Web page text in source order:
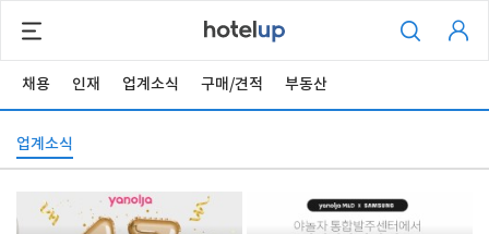
채용 인재 업계소식 구매/견적 부동산
업계소식